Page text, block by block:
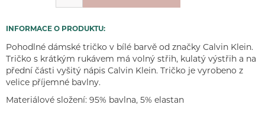
INFORMACE O PRODUKTU:
Pohodlné dámské tričko v bílé barvě od značky Calvin Klein.
Tričko s krátkým rukávem má volný střih, kulatý výstřih a na
přední části vyšitý nápis Calvin Klein. Tričko je vyrobeno z
velice příjemné bavlny.
Materiálové složení: 95% bavlna, 5% elastan